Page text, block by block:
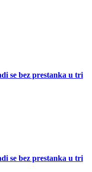
se bez prestanka u tri
se bez prestanka u tri